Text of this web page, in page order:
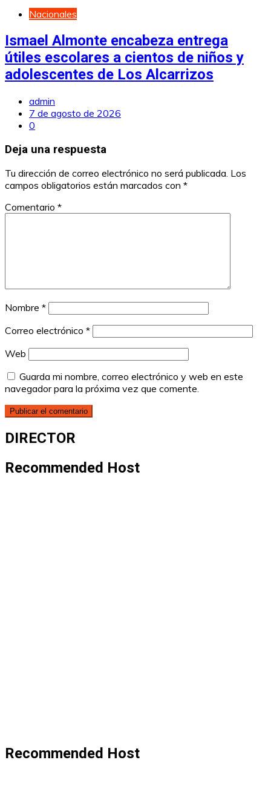
Nacionales
Ismael Almonte encabeza entrega
útiles escolares a cientos de niños y
adolescentes de Los Alcarrizos
admin
7 de agosto de 2026
0
Deja una respuesta
Tu dirección de correo electrónico no será publicada. Los
campos obligatorios están marcados con *
Comentario *
Nombre *
Correo electrónico *
Web
Guarda mi nombre, correo electrónico y web en este
navegador para la próxima vez que comente.
DIRECTOR
Recommended Host
Recommended Host